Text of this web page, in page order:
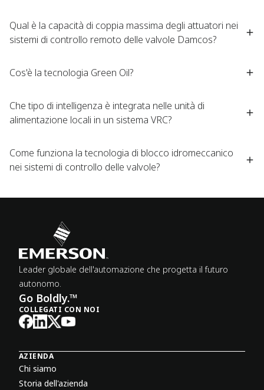
Qual è la capacità di coppia massima degli attuatori nei
sistemi di controllo remoto delle valvole Damcos?​
Cos'è la tecnologia Green Oil?​
Che tipo di intelligenza è integrata nelle unità di
alimentazione locali in un sistema VRC?​
Come funziona la tecnologia di blocco idromeccanico
nei sistemi di controllo delle valvole?​
Leader globale dell'automazione che progetta il futuro
autonomo.
Go Boldly.™
COLLEGATI CON NOI
AZIENDA
Chi siamo
Storia dell'azienda